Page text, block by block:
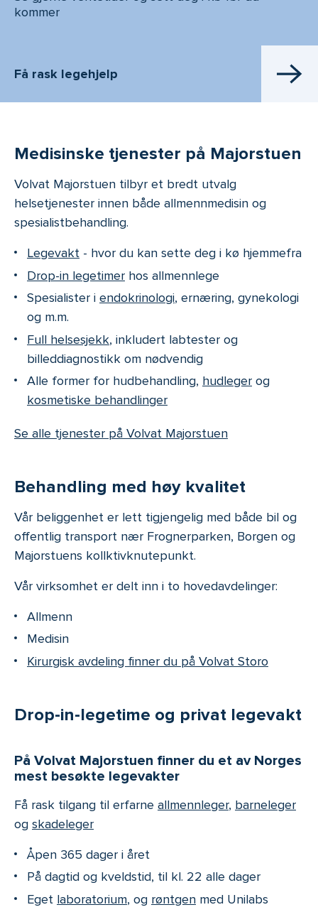
kommer
Få rask legehjelp
Medisinske tjenester på Majorstuen
Volvat Majorstuen tilbyr et bredt utvalg
helsetjenester innen både allmennmedisin og
spesialistbehandling.
Legevakt - hvor du kan sette deg i kø hjemmefra
Drop-in legetimer hos allmennlege
Spesialister i endokrinologi, ernæring, gynekologi
og m.m.
Full helsesjekk, inkludert labtester og
billeddiagnostikk om nødvendig
Alle former for hudbehandling, hudleger og
kosmetiske behandlinger
Se alle tjenester på Volvat Majorstuen
Behandling med høy kvalitet
Vår beliggenhet er lett tigjengelig med både bil og
offentlig transport nær Frognerparken, Borgen og
Majorstuens kollktivknutepunkt.
Vår virksomhet er delt inn i to hovedavdelinger:
Allmenn
Medisin
Kirurgisk avdeling finner du på Volvat Storo
Drop-in-legetime og privat legevakt
På Volvat Majorstuen finner du et av Norges
mest besøkte legevakter
Få rask tilgang til erfarne allmennleger, barneleger
og skadeleger
Åpen 365 dager i året
På dagtid og kveldstid, til kl. 22 alle dager
Eget laboratorium, og røntgen med Unilabs